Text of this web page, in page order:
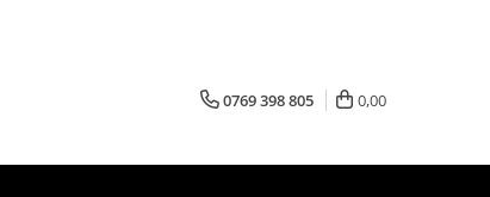
0769 398 805 0,00